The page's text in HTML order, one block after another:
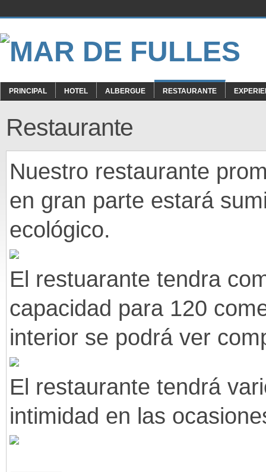
PRINCIPAL HOTEL ALBERGUE RESTAURANTE
Restaurante
Nuestro restaurante
en gran parte estará
ecológico.
El restuarante tendra
capacidad para 120
interior se podrá ver
El restaurante tendrá
intimidad en las